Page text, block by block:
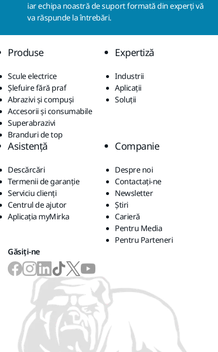
iar echipa noastră de suport formată din experți vă
va răspunde la întrebări.
Produse
Scule electrice
Șlefuire fără praf
Abrazivi și compuși
Accesorii și consumabile
Superabrazivi
Branduri de top
Expertiză
Industrii
Aplicații
Soluții
Asistență
Descărcări
Termenii de garanție
Serviciu clienți
Centrul de ajutor
Aplicația myMirka
Companie
Despre noi
Contactaţi-ne
Newsletter
Știri
Carieră
Pentru Media
Pentru Parteneri
Găsiți-ne